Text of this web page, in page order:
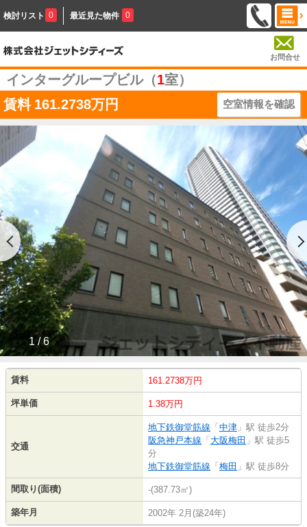
検討リスト 0 最近見た物件 0
お問合せ
インターグループビル（1室）
賃料 161.2738万円 空室情報を確認
1 / 6
賃料 161.2738万円
坪単価 1.38万円
交通
地下鉄御堂筋線 「 中津 」駅 徒歩2分
阪急神戸本線 「 大阪梅田 」駅 徒歩5
分
地下鉄御堂筋線 「 梅田 」駅 徒歩8分
間取り(面積) -(387.73㎡)
築年月 2002年 2月(築24年)